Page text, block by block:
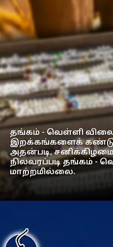
தங்கம் - வெள்ளி
இறக்கங்களைக் கண்டு
அதன்படி,
நிலவரப்படி தங்கம் -
மாற்றமில்லை.